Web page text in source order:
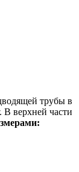
трубы в
В верхней части